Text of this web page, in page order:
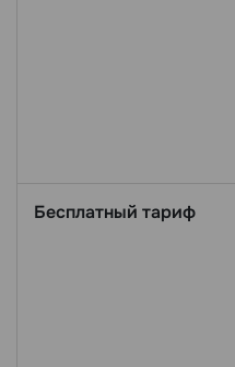
Бесплатный тариф